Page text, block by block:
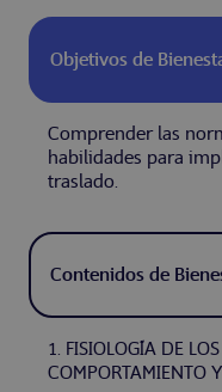
Objetivos de
Comprender las
habilidades para
traslado.
Contenidos de
1. FISIOLOGÍA DE
COMPORTAMIENTO